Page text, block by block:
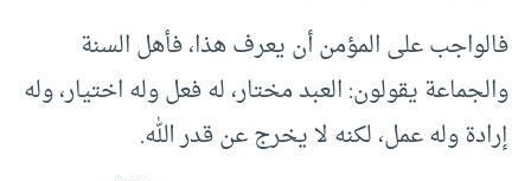
فالواجب على المؤمن أن يعرف هذا، فأهل السنة
والجماعة يقولون: العبد مختار، له فعل وله اختيار، وله
إرادة وله عمل، لكنه لا يخرج عن قدر الله.